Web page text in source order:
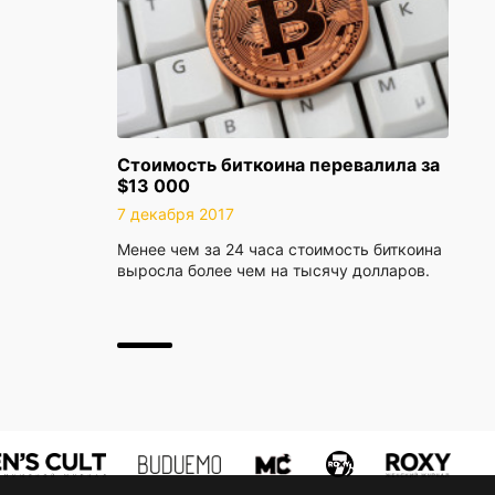
Стоимость биткоина перевалила за
$13 000
7 декабря 2017
Менее чем за 24 часа стоимость биткоина
выросла более чем на тысячу долларов.